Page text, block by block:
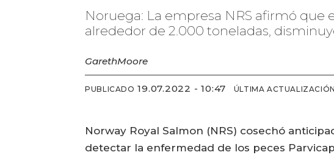
Noruega: La empresa NRS afirmó
alrededor de 2.000 toneladas,
GarethMoore
PUBLICADO 19.07.2022 - 10:47 ÚLTIMA ACTUALIZACIÓN
Norway Royal Salmon (NRS) cosechó
detectar la enfermedad de los peces